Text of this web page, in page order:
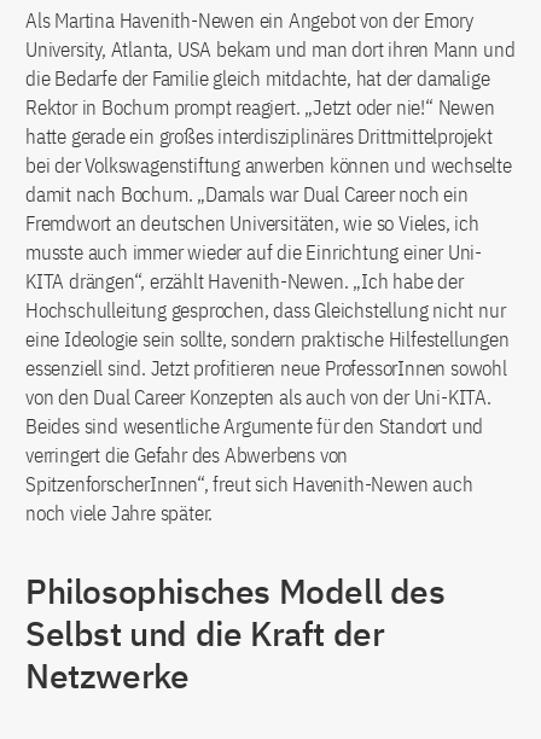
Als Martina Havenith-Newen ein Angebot von der Emory
University, Atlanta, USA bekam und man dort ihren Mann und
die Bedarfe der Familie gleich mitdachte, hat der damalige
Rektor in Bochum prompt reagiert. „Jetzt oder nie!“ Newen
hatte gerade ein großes interdisziplinäres Drittmittelprojekt
bei der Volkswagenstiftung anwerben können und wechselte
damit nach Bochum. „Damals war Dual Career noch ein
Fremdwort an deutschen Universitäten, wie so Vieles, ich
musste auch immer wieder auf die Einrichtung einer Uni-
KITA drängen“, erzählt Havenith-Newen. „Ich habe der
Hochschulleitung gesprochen, dass Gleichstellung nicht nur
eine Ideologie sein sollte, sondern praktische Hilfestellungen
essenziell sind. Jetzt profitieren neue ProfessorInnen sowohl
von den Dual Career Konzepten als auch von der Uni-KITA.
Beides sind wesentliche Argumente für den Standort und
verringert die Gefahr des Abwerbens von
SpitzenforscherInnen“, freut sich Havenith-Newen auch
noch viele Jahre später.
Philosophisches Modell des
Selbst und die Kraft der
Netzwerke